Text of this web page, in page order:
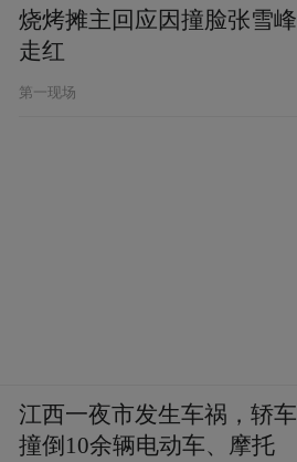
烧烤摊主回应因撞脸张雪峰
走红
第一现场
江西一夜市发生车祸，轿车
撞倒10余辆电动车、摩托